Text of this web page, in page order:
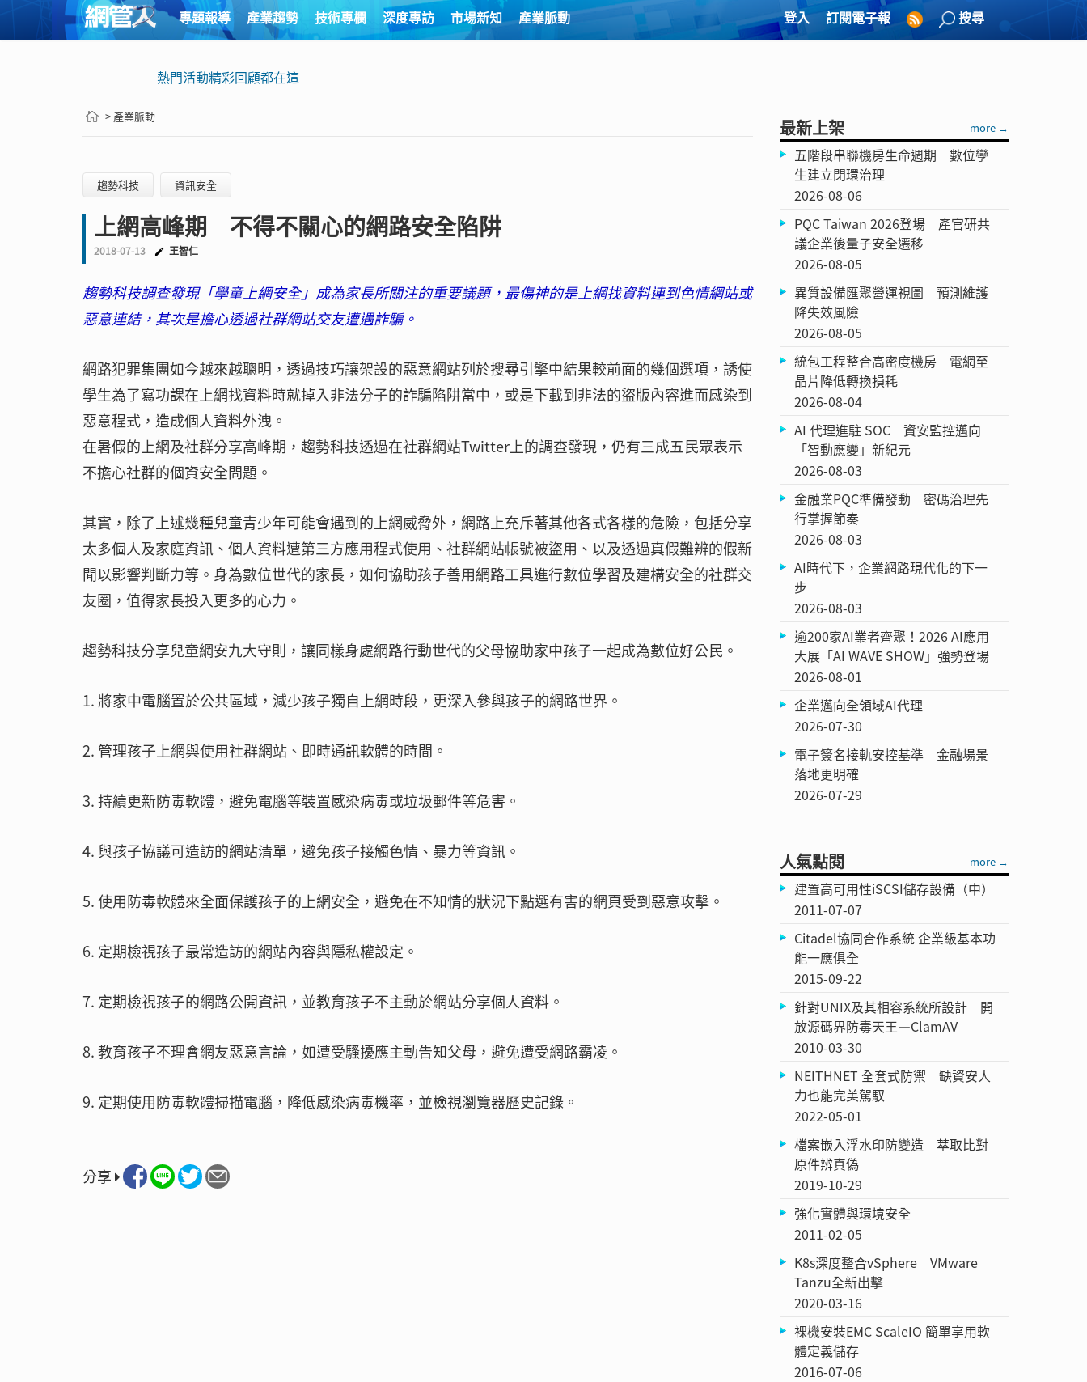
專題報導 產業趨勢 技術專欄 深度專訪 市場新知 產業脈動 登入 訂閱電子報 搜尋
熱門活動精彩回顧都在這
> 產業脈動
趨勢科技 資訊安全
上網高峰期 不得不關心的網路安全陷阱
2018-07-13 王智仁
趨勢科技調查發現「學童上網安全」成為家長所關注的重要議題，最傷神的是上網找資料連到色情網站或
惡意連結，其次是擔心透過社群網站交友遭遇詐騙。
網路犯罪集團如今越來越聰明，透過技巧讓架設的惡意網站列於搜尋引擎中結果較前面的幾個選項，誘使
學生為了寫功課在上網找資料時就掉入非法分子的詐騙陷阱當中，或是下載到非法的盜版內容進而感染到
惡意程式，造成個人資料外洩。
在暑假的上網及社群分享高峰期，趨勢科技透過在社群網站Twitter上的調查發現，仍有三成五民眾表示
不擔心社群的個資安全問題。
其實，除了上述幾種兒童青少年可能會遇到的上網威脅外，網路上充斥著其他各式各樣的危險，包括分享
太多個人及家庭資訊、個人資料遭第三方應用程式使用、社群網站帳號被盜用、以及透過真假難辨的假新
聞以影響判斷力等。身為數位世代的家長，如何協助孩子善用網路工具進行數位學習及建構安全的社群交
友圈，值得家長投入更多的心力。
趨勢科技分享兒童網安九大守則，讓同樣身處網路行動世代的父母協助家中孩子一起成為數位好公民。
1. 將家中電腦置於公共區域，減少孩子獨自上網時段，更深入參與孩子的網路世界。
2. 管理孩子上網與使用社群網站、即時通訊軟體的時間。
3. 持續更新防毒軟體，避免電腦等裝置感染病毒或垃圾郵件等危害。
4. 與孩子協議可造訪的網站清單，避免孩子接觸色情、暴力等資訊。
5. 使用防毒軟體來全面保護孩子的上網安全，避免在不知情的狀況下點選有害的網頁受到惡意攻擊。
6. 定期檢視孩子最常造訪的網站內容與隱私權設定。
7. 定期檢視孩子的網路公開資訊，並教育孩子不主動於網站分享個人資料。
8. 教育孩子不理會網友惡意言論，如遭受騷擾應主動告知父母，避免遭受網路霸凌。
9. 定期使用防毒軟體掃描電腦，降低感染病毒機率，並檢視瀏覽器歷史記錄。
分享
最新上架 more →
五階段串聯機房生命週期 數位孿
生建立閉環治理
2026-08-06
PQC Taiwan 2026登場 產官研共
議企業後量子安全遷移
2026-08-05
異質設備匯聚營運視圖 預測維護
降失效風險
2026-08-05
統包工程整合高密度機房 電網至
晶片降低轉換損耗
2026-08-04
AI 代理進駐 SOC 資安監控邁向
「智動應變」新紀元
2026-08-03
金融業PQC準備發動 密碼治理先
行掌握節奏
2026-08-03
AI時代下，企業網路現代化的下一
步
2026-08-03
逾200家AI業者齊聚！2026 AI應用
大展「AI WAVE SHOW」強勢登場
2026-08-01
企業邁向全領域AI代理
2026-07-30
電子簽名接軌安控基準 金融場景
落地更明確
2026-07-29
人氣點閱 more →
建置高可用性iSCSI儲存設備（中）
2011-07-07
Citadel協同合作系統 企業級基本功
能一應俱全
2015-09-22
針對UNIX及其相容系統所設計 開
放源碼界防毒天王—ClamAV
2010-03-30
NEITHNET 全套式防禦 缺資安人
力也能完美駕馭
2022-05-01
檔案嵌入浮水印防變造 萃取比對
原件辨真偽
2019-10-29
強化實體與環境安全
2011-02-05
K8s深度整合vSphere VMware
Tanzu全新出擊
2020-03-16
裸機安裝EMC ScaleIO 簡單享用軟
體定義儲存
2016-07-06